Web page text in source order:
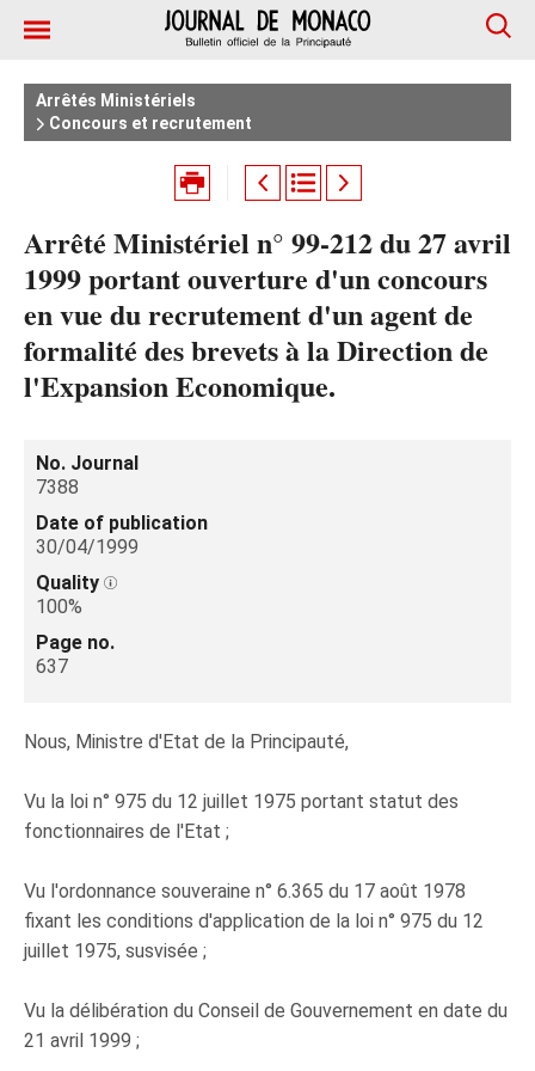
Arrêtés Ministériels
Concours et recrutement
Arrêté Ministériel n° 99-212 du 27 avril
1999 portant ouverture d'un concours
en vue du recrutement d'un agent de
formalité des brevets à la Direction de
l'Expansion Economique.
No. Journal
7388
Date of publication
30/04/1999
Quality
100%
Page no.
637
Nous, Ministre d'Etat de la Principauté,
Vu la loi n° 975 du 12 juillet 1975 portant statut des
fonctionnaires de l'Etat ;
Vu l'ordonnance souveraine n° 6.365 du 17 août 1978
fixant les conditions d'application de la loi n° 975 du 12
juillet 1975, susvisée ;
Vu la délibération du Conseil de Gouvernement en date du
21 avril 1999 ;